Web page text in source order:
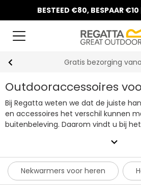
BESTEED €80, BESPAAR €10
10% korting op uw eerste
Outdooraccessoires
Bij Regatta weten we dat de juiste
en accessoires het verschil kunnen
buitenbeleving. Daarom vindt u bij
ademen en veel bewegingsvrijheid
en nekwarmer die zijn voorzien van
Bekijk vandaag nog ons complete
herenaccessoires. Winkelen voor de
expand_more
Nekwarmers voor heren